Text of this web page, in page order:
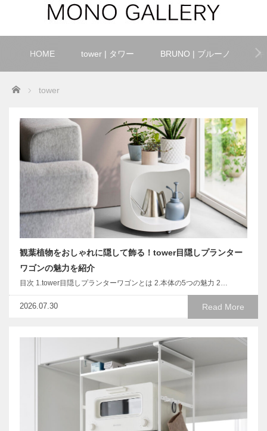
HOME tower | タワー BRUNO | ブルーノ キ
Home tower
観葉植物をおしゃれに隠して飾る！tower目隠しプランター
ワゴンの魅力を紹介
目次 1.tower目隠しプランターワゴンとは 2.本体の5つの魅力 2…
Read More
2026.07.30